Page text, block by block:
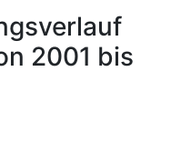
2001 bis